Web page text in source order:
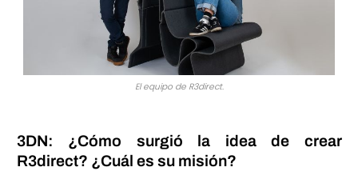
El equipo de R3direct.
3DN: ¿Cómo surgió la idea de crear
R3direct? ¿Cuál es su misión?